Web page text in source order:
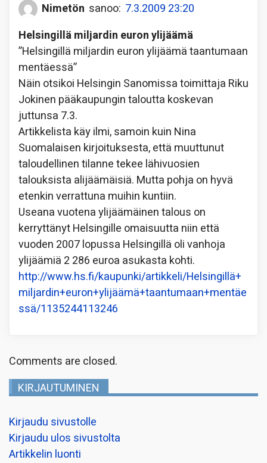
Nimetön sanoo: 7.3.2009 23:20
Helsingillä miljardin euron ylijäämä
”Helsingillä miljardin euron ylijäämä taantumaan
mentäessä”
Näin otsikoi Helsingin Sanomissa toimittaja Riku
Jokinen pääkaupungin taloutta koskevan
juttunsa 7.3.
Artikkelista käy ilmi, samoin kuin Nina
Suomalaisen kirjoituksesta, että muuttunut
taloudellinen tilanne tekee lähivuosien
talouksista alijäämäisiä. Mutta pohja on hyvä
etenkin verrattuna muihin kuntiin.
Useana vuotena ylijäämäinen talous on
kerryttänyt Helsingille omaisuutta niin että
vuoden 2007 lopussa Helsingillä oli vanhoja
ylijäämiä 2 286 euroa asukasta kohti.
http://www.hs.fi/kaupunki/artikkeli/Helsingillä+
miljardin+euron+ylijäämä+taantumaan+mentäe
ssä/1135244113246
Comments are closed.
KIRJAUTUMINEN
Kirjaudu sivustolle
Kirjaudu ulos sivustolta
Artikkelin luonti